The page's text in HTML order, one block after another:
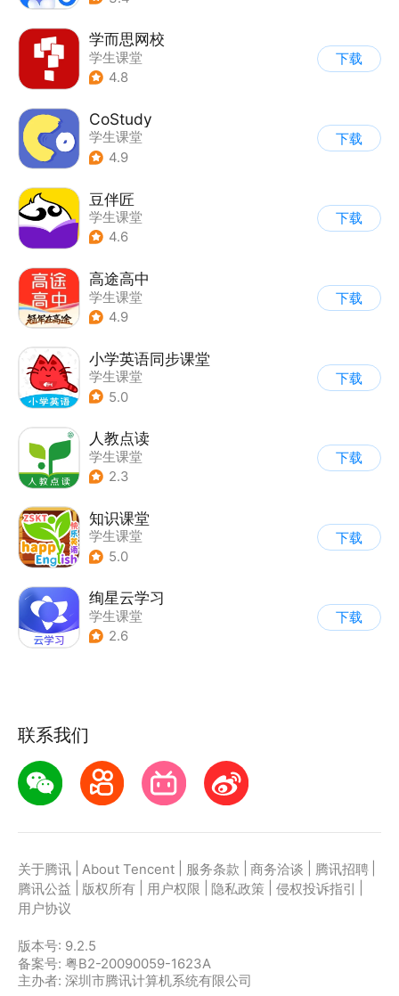
学而思网校
学生课堂
4.8
下载
CoStudy
学生课堂
4.9
下载
豆伴匠
学生课堂
4.6
下载
高途高中
学生课堂
4.9
下载
小学英语同步课堂
学生课堂
5.0
下载
人教点读
学生课堂
2.3
下载
知识课堂
学生课堂
5.0
下载
绚星云学习
学生课堂
2.6
下载
联系我们
关于腾讯 About Tencent 服务条款 商务洽谈 腾讯招聘
腾讯公益
版权所有 用户权限 隐私政策 侵权投诉指引
用户协议
版本号: 9.2.5
备案号: 粤B2-20090059-1623A
主办者: 深圳市腾讯计算机系统有限公司